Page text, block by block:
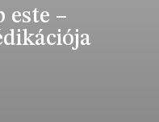
este –